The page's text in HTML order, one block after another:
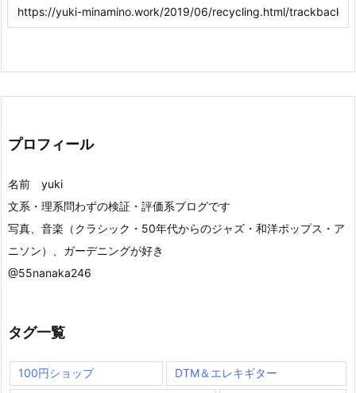
プロフィール
名前 yuki
文系・理系問わずの検証・評価系ブログです
写真、音楽（クラシック・50年代からのジャズ・和洋ポップス・ア
ニソン）、ガーデニングが好き
@55nanaka246
タグ一覧
100円ショップ DTM＆エレキギター